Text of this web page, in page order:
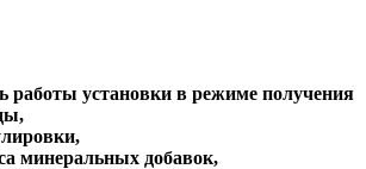
работы установки в режиме получения
минеральных добавок,